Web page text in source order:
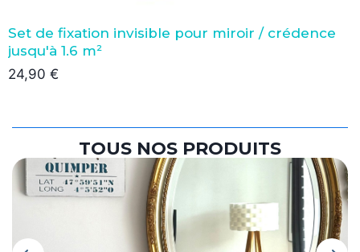
Set de fixation invisible pour miroir / crédence
jusqu'à 1.6 m²
24,90 €
TOUS NOS PRODUITS